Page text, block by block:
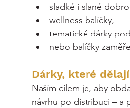
sladké i slané
wellness balíčky,
tematické dárky
nebo balíčky
Dárky, které
Naším cílem je, aby
návrhu po distribuci – a